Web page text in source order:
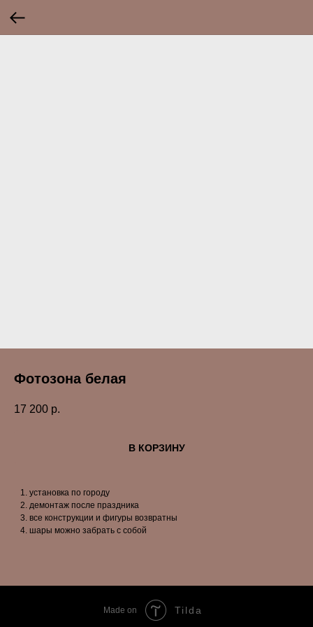
Фотозона белая
17 200 р.
В КОРЗИНУ
установка по городу
демонтаж после праздника
все конструкции и фигуры возвратны
шары можно забрать с собой
Made on Tilda